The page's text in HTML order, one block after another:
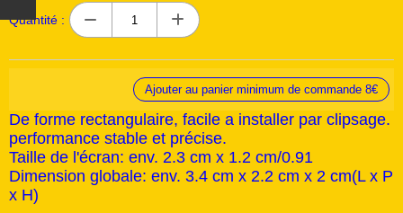
Quantité :
Ajouter au panier minimum de commande 8€
De forme rectangulaire, facile a installer par clipsage.
performance stable et précise.
Taille de l'écran: env. 2.3 cm x 1.2 cm/0.91
Dimension globale: env. 3.4 cm x 2.2 cm x 2 cm(L x P
x H)